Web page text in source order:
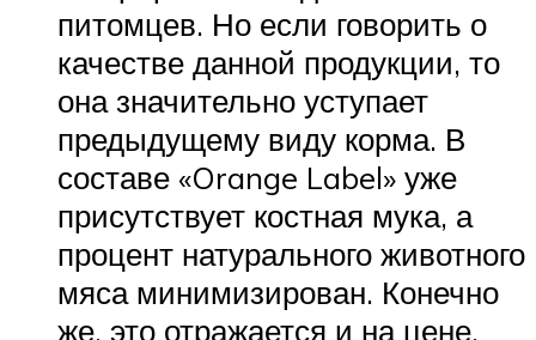
питомцев. Но если говорить о
качестве данной продукции, то
она значительно уступает
предыдущему виду корма. В
составе «Orange Label» уже
присутствует костная мука, а
процент натурального животного
мяса минимизирован. Конечно
же, это отражается и на цене,